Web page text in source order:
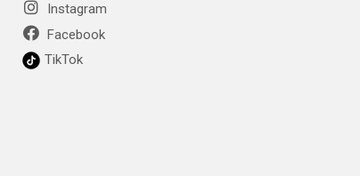
Instagram
Facebook
TikTok